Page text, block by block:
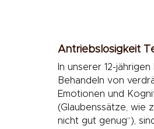
Antriebslosigkeit
In unserer 12-jährigen
Behandeln von
Emotionen und
(Glaubenssätze, wie
nicht gut genug“),